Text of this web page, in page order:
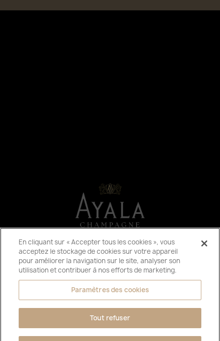
En cliquant sur « Accepter tous les cookies », vous
acceptez le stockage de cookies sur votre appareil
pour améliorer la navigation sur le site, analyser son
utilisation et contribuer à nos efforts de marketing.
Paramètres des cookies
Tout refuser